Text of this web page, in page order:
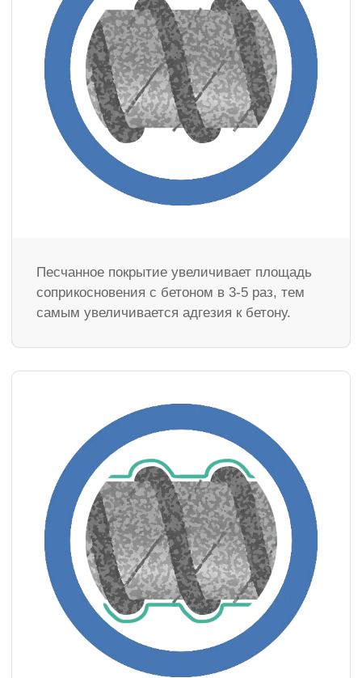
Песчанное покрытие увеличивает площадь
соприкосновения с бетоном в 3-5 раз, тем
самым увеличивается адгезия к бетону.